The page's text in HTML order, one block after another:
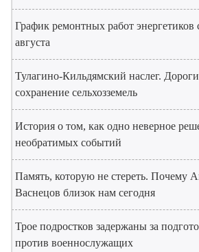
График ремонтных работ энергетиков
августа
Тулагино-Кильдямский наслег.
сохранение сельхозземель
История о том, как одно неверное
необратимых событий
Память, которую не стереть. Почему
Васнецов близок нам сегодня
Трое подростков задержаны за
против военнослужащих